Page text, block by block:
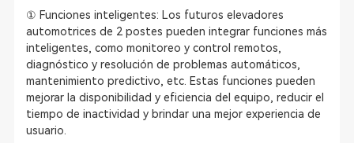
① Funciones inteligentes: Los futuros elevadores
automotrices de 2 postes pueden integrar funciones más
inteligentes, como monitoreo y control remotos,
diagnóstico y resolución de problemas automáticos,
mantenimiento predictivo, etc. Estas funciones pueden
mejorar la disponibilidad y eficiencia del equipo, reducir el
tiempo de inactividad y brindar una mejor experiencia de
usuario.